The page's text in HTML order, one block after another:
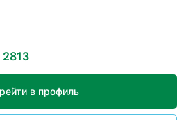
2813
в профиль
ежегодно готовлю к ОГЭ по
которые успешно сдают
дальнейшее обучение.Нахожу
с которым мы совместно
траекторию обучения по
"все самое сложное" в
простым понятным языком, тем
предмету.Мои ученики не боятся